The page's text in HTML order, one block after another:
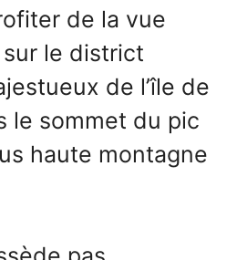
de la vue
le district
de l’île de
le sommet du pic
haute montagne